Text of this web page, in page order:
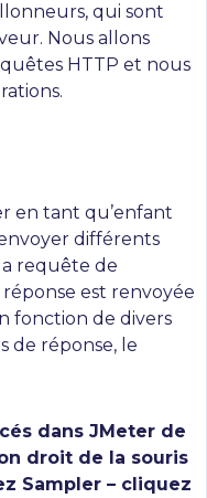
qui sont
Nous allons
HTTP et nous
en tant qu’enfant
différents
requête de
est renvoyée
fonction de divers
de réponse, le
dans JMeter de
droit de la souris
Sampler – cliquez